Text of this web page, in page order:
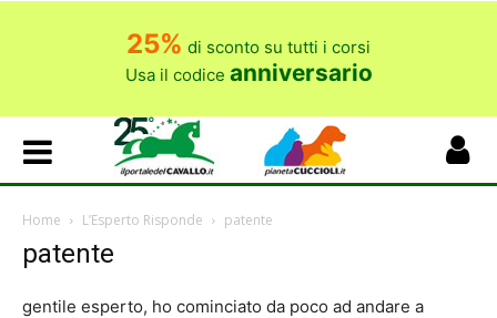
25% di sconto su tutti i corsi
Usa il codice anniversario
Home L’Esperto Risponde patente
patente
gentile esperto, ho cominciato da poco ad andare a